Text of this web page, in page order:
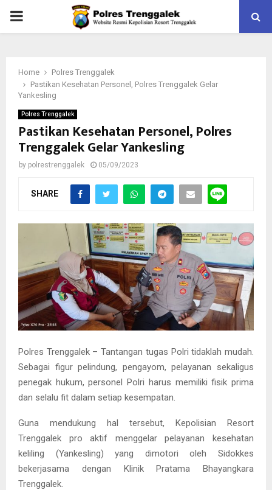
PRIMARY
Home
Polres Trenggalek
Pastikan Kesehatan Personel, Polres Trenggalek Gelar
Yankesling
Polres Trenggalek
Pastikan Kesehatan Personel, Polres
Trenggalek Gelar Yankesling
by polrestrenggalek 05/09/2023
SHARE
Polres Trenggalek – Tantangan tugas Polri tidaklah mudah.
Sebagai figur pelindung, pengayom, pelayanan sekaligus
penegak hukum, personel Polri harus memiliki fisik prima
dan selalu fit dalam setiap kesempatan.
Guna mendukung hal tersebut, Kepolisian Resort
Trenggalek pro aktif menggelar pelayanan kesehatan
keliling (Yankesling) yang dimotori oleh Sidokkes
bekerjasama dengan Klinik Pratama Bhayangkara
Trenggalek.